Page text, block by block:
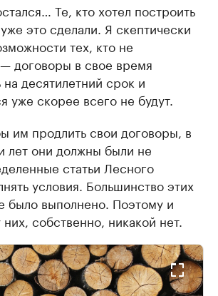
Те, кто хотел построить
это сделали. Я скептически
тех, кто не
договоры в свое время
на десятилетний срок и
уже скорее всего не будут.
им продлить свои договоры, в
лет они должны были не
статьи Лесного
условия. Большинство этих
было выполнено. Поэтому и
собственно, никакой нет.